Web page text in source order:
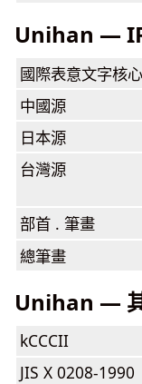
Unihan —
國際表意文字核心
中國源
日本源
台灣源
部首 . 筆畫
總筆畫
Unihan —
kCCCII
JIS X 0208-1990